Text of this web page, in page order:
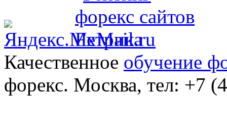
Качественное обучение
форекс. Москва, тел: +7